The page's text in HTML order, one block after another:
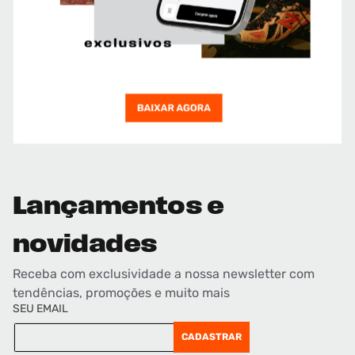
Lançamentos e
novidades
Receba com exclusividade a nossa newsletter com
tendências, promoções e muito mais
SEU EMAIL
CADASTRAR